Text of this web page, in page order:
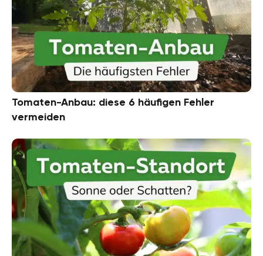
Tomaten-Anbau: diese 6 häufigen Fehler
vermeiden